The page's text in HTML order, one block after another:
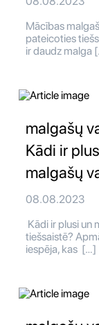
Mācības
pateicoties
ir daudz malga
malgašų
Kādi ir
malgašų
08.08.2023
Kādi ir plusi un
tiešsaistē?
iespēja, kas […]